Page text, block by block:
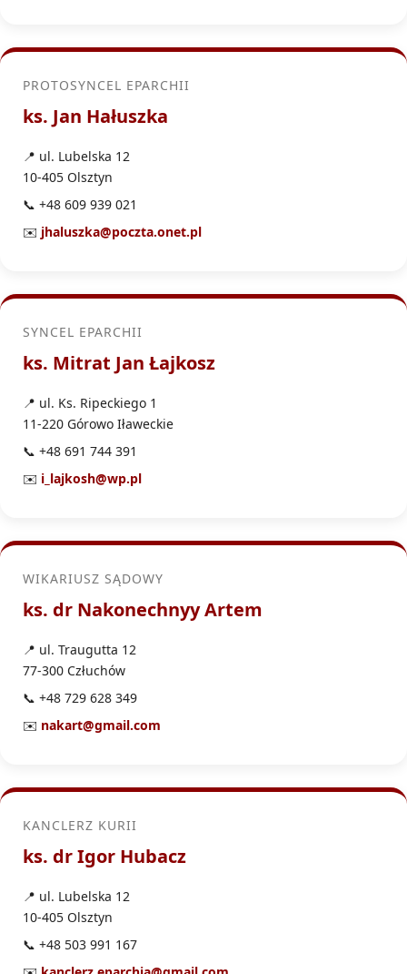
PROTOSYNCEL EPARCHII
ks. Jan Hałuszka
📍 ul. Lubelska 12
10-405 Olsztyn
📞 +48 609 939 021
✉️ jhaluszka@poczta.onet.pl
SYNCEL EPARCHII
ks. Mitrat Jan Łajkosz
📍 ul. Ks. Ripeckiego 1
11-220 Górowo Iławeckie
📞 +48 691 744 391
✉️ i_lajkosh@wp.pl
WIKARIUSZ SĄDOWY
ks. dr Nakonechnyy Artem
📍 ul. Traugutta 12
77-300 Człuchów
📞 +48 729 628 349
✉️ nakart@gmail.com
KANCLERZ KURII
ks. dr Igor Hubacz
📍 ul. Lubelska 12
10-405 Olsztyn
📞 +48 503 991 167